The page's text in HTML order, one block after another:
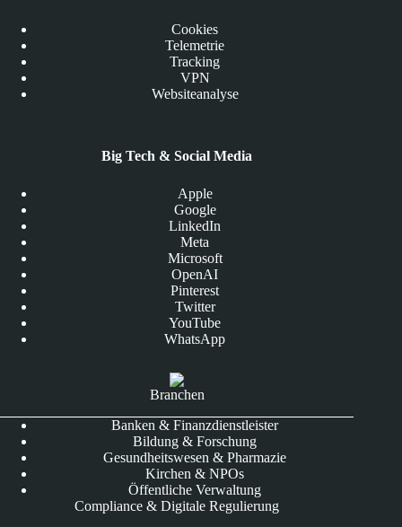
Cookies
Telemetrie
Tracking
VPN
Websiteanalyse
Big Tech & Social Media
Apple
Google
LinkedIn
Meta
Microsoft
OpenAI
Pinterest
Twitter
YouTube
WhatsApp
Branchen
Banken & Finanzdienstleister
Bildung & Forschung
Gesundheitswesen & Pharmazie
Kirchen & NPOs
Öffentliche Verwaltung
Compliance & Digitale Regulierung